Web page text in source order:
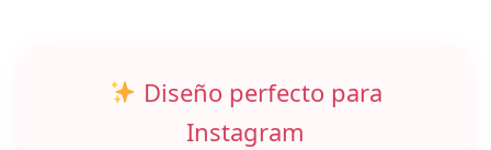
Diseño perfecto para
Instagram